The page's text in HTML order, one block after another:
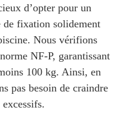
d’opter pour un
de fixation solidement
Nous vérifions
NF-P, garantissant
100 kg. Ainsi, en
pas besoin de craindre